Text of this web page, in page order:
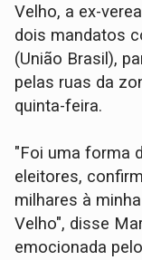
Velho, a ex-
dois mandatos
(União Brasil),
pelas ruas da
quinta-feira.
"Foi uma forma
eleitores,
milhares à
Velho", disse
emocionada